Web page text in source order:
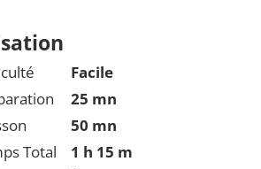
Total
Facile
25 mn
50 mn
1 h 15 m